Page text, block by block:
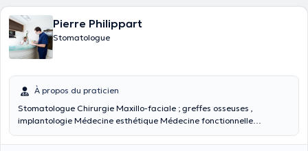
Pierre Philippart
Stomatologue
À propos du praticien
Stomatologue Chirurgie Maxillo-faciale ; greffes osseuses ,
implantologie Médecine esthétique Médecine fonctionnelle
73 92